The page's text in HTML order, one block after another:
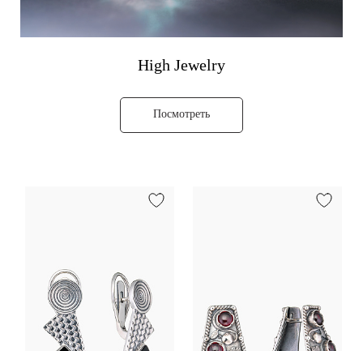
High Jewelry
Посмотреть